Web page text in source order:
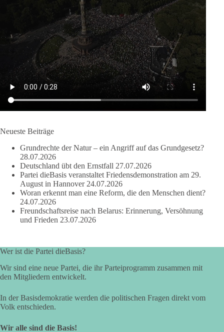
Wusstest du, dass ein guter Antrag nicht besser oder schlechter
wird, nur weil er von einer bestimmten Partei kommt?
Sachsen-Anhalt braucht Lösungen für Schule, Pflege,
Wirtschaft, Infrastruktur und die Kommunen. Diese Probleme
werden nicht kleiner, wenn im Landtag zuerst auf Parteifarbe
und erst danach auf den Inhalt geschaut wird.
🟩🟩🟦🟦🟥🟥🟧🟧
und den Menschen wirklich nützt.
wenn er Sachsen-Anhalt nicht weiterbringt.
💬 Was ist dir wichtiger: der Absender eines Antrags oder das
Ergebnis für Sachsen-Anhalt?
#dieBasis #sachsenanhalt
👉 Folgen:
24 6 2 Auf Facebook ansehen
2 Tage(n) zuvor
⚡ Vorsorge ist richtig. Aber Vorsorge ersetzt keine verlässliche
Neueste Beiträge
Grundrechte der Natur – ein Angriff auf das Grundgesetz?
28.07.2026
Deutschland übt den Ernstfall 27.07.2026
Partei dieBasis veranstaltet Friedensdemonstration am 29.
August in Hannover 24.07.2026
Woran erkennt man eine Reform, die den Menschen dient?
24.07.2026
Freundschaftsreise nach Belarus: Erinnerung, Versöhnung
und Frieden 23.07.2026
Wer ist die Partei dieBasis?
Wir sind eine neue Partei, die ihr Parteiprogramm zusammen mit
den Mitgliedern entwickelt.
In der Basisdemokratie werden die politischen Fragen direkt vom
Volk entschieden.
Wir alle sind die Basis!